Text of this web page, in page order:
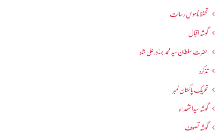
تحفظ ناموسِ رسالت
گوشہ اقبال
حضرت سلطان سید محمد بہادرعلی شاہ
تذکرہ
تحریکِ پاکستان نمبر
گوشہ سیدالشھداء
گوشہ تصوف